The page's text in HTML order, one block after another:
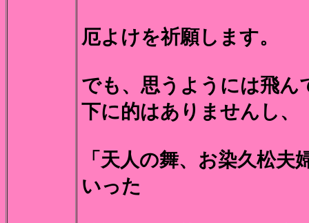
厄よけを祈願します。
でも、思うようには飛
下に的はありませんし、
「天人の舞、お染久松
いった